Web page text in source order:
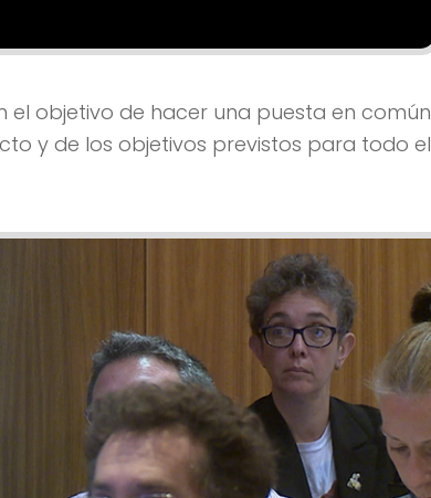
el objetivo de hacer una puesta en común
y de los objetivos previstos para todo el